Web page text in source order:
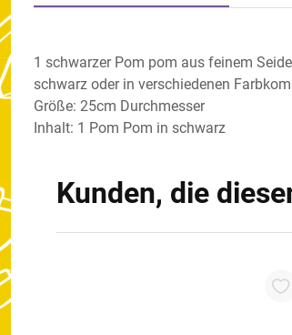
1 schwarzer Pom pom aus feinem
schwarz oder in verschiedenen
Größe: 25cm Durchmesser
Inhalt: 1 Pom Pom in schwarz
Kunden, die